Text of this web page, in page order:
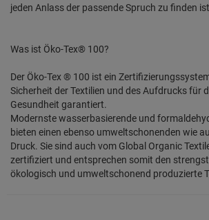
jeden Anlass der passende Spruch zu finden
Was ist Öko-Tex® 100?
Der Öko-Tex ® 100 ist ein
Sicherheit der Textilien und des Aufdrucks für
Gesundheit garantiert.
Modernste wasserbasierende und
bieten einen ebenso umweltschonenden wie
Druck. Sie sind auch vom Global Organic
zertifiziert und entsprechen somit den
ökologisch und umweltschonend produzierte